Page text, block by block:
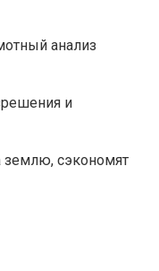
анализ
и
землю, сэкономят